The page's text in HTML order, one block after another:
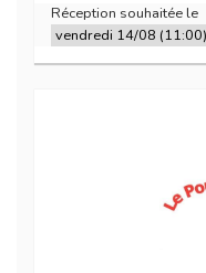
Réception souhaitée le